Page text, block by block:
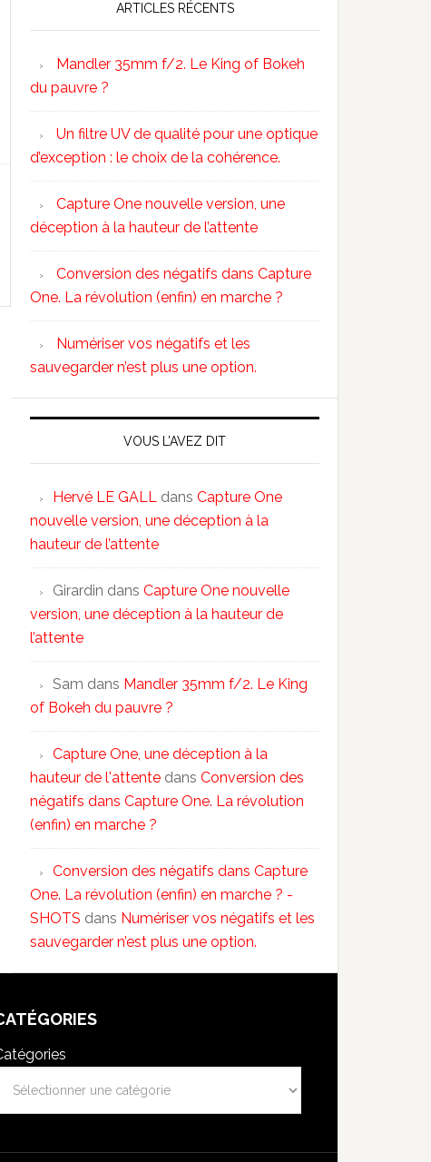
ARTICLES RÉCENTS
Mandler 35mm f/2. Le King of Bokeh
du pauvre ?
Un filtre UV de qualité pour une optique
d’exception : le choix de la cohérence.
Capture One nouvelle version, une
déception à la hauteur de l’attente
Conversion des négatifs dans Capture
One. La révolution (enfin) en marche ?
Numériser vos négatifs et les
sauvegarder n’est plus une option.
VOUS L’AVEZ DIT
Hervé LE GALL dans Capture One
nouvelle version, une déception à la
hauteur de l’attente
Girardin dans Capture One nouvelle
version, une déception à la hauteur de
l’attente
Sam dans Mandler 35mm f/2. Le King
of Bokeh du pauvre ?
Capture One, une déception à la
hauteur de l'attente dans Conversion des
négatifs dans Capture One. La révolution
(enfin) en marche ?
Conversion des négatifs dans Capture
One. La révolution (enfin) en marche ? -
SHOTS dans Numériser vos négatifs et les
sauvegarder n’est plus une option.